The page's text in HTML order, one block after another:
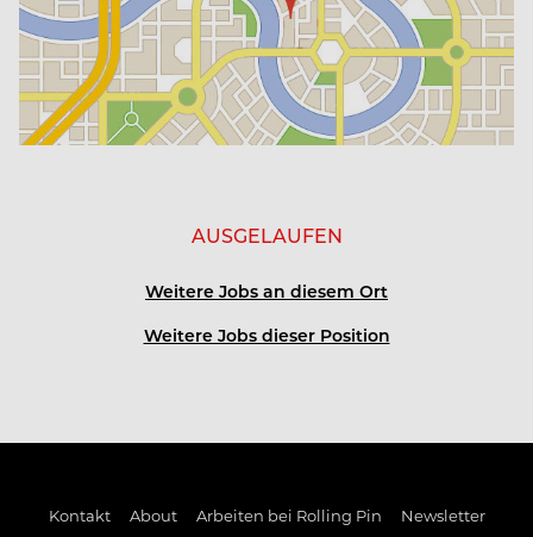
Villa Anna Grundlsee
G'schlössl Murtal
Schönberghof Spielberg
AUSGELAUFEN
Weitere Jobs an diesem Ort
Weitere Jobs dieser Position
Kontakt About Arbeiten bei Rolling Pin
Newsletter